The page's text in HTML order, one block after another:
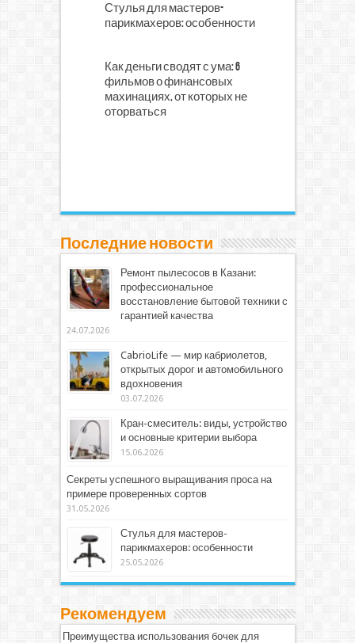
Стулья для мастеров-
парикмахеров: особенности
Как деньги сводят с ума: 6
фильмов о финансовых
махинациях, от которых не
оторваться
Последние новости
Ремонт пылесосов в Казани:
профессиональное
восстановление бытовой техники с
гарантией качества
24.07.2026
CabrioLife — мир кабриолетов,
открытых дорог и автомобильного
вдохновения
03.07.2026
Кран-смеситель: виды, устройство
и основные критерии выбора
15.06.2026
Секреты успешного выращивания проса на
примере проверенных сортов
31.05.2026
Стулья для мастеров-
парикмахеров: особенности
25.05.2026
Рекомендуем
Преимущества использования бочек для